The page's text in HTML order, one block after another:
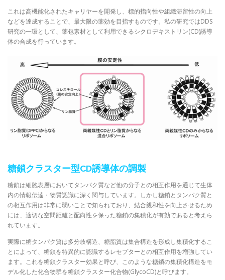
これは高機能化されたキャリヤーを開発し、標的指向性や組織滞留性の向上
などを達成することで、最大限の薬効を目指すものです。私の研究ではDDS
研究の一環として、薬包素材として利用できるシクロデキストリン(CD)誘導
体の合成を行っています。
糖鎖クラスター型CD誘導体の調製
糖鎖は細胞表層においてタンパク質など他の分子との相互作用を通じて生体
内の情報伝達・物質認識に深く関与しています。しかし糖鎖とタンパク質と
の相互作用は非常に弱いことで知られており、結合親和性を向上させるため
には、適切な空間距離と配向性を保った糖鎖の集積化が有効であると考えら
れています。
実際に糖タンパク質は多分岐構造、糖脂質は集合構造を形成し集積化するこ
とによって、糖鎖を特異的に認識するレセプターとの相互作用を増強してい
ます。これを糖鎖クラスター効果と呼び、このような糖鎖の集積化構造をモ
デル化した化合物群を糖鎖クラスター化合物(GlycoCD)と呼びます。